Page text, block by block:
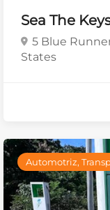
Sea The
5 Blue
States
Automotriz,